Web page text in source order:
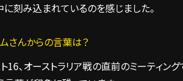
刻み込まれているのを感じました。
ムさんからの言葉は？
16、オーストラリア戦の直前のミーティング